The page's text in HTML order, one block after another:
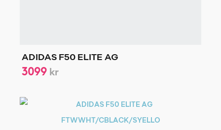
ADIDAS F50 ELITE AG
3099 kr